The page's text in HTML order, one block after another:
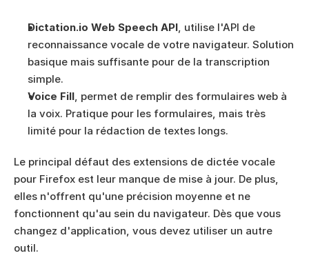
Dictation.io Web Speech API, utilise l'API de
reconnaissance vocale de votre navigateur. Solution
basique mais suffisante pour de la transcription
simple.
Voice Fill, permet de remplir des formulaires web à
la voix. Pratique pour les formulaires, mais très
limité pour la rédaction de textes longs.
Le principal défaut des extensions de dictée vocale
pour Firefox est leur manque de mise à jour. De plus,
elles n'offrent qu'une précision moyenne et ne
fonctionnent qu'au sein du navigateur. Dès que vous
changez d'application, vous devez utiliser un autre
outil.